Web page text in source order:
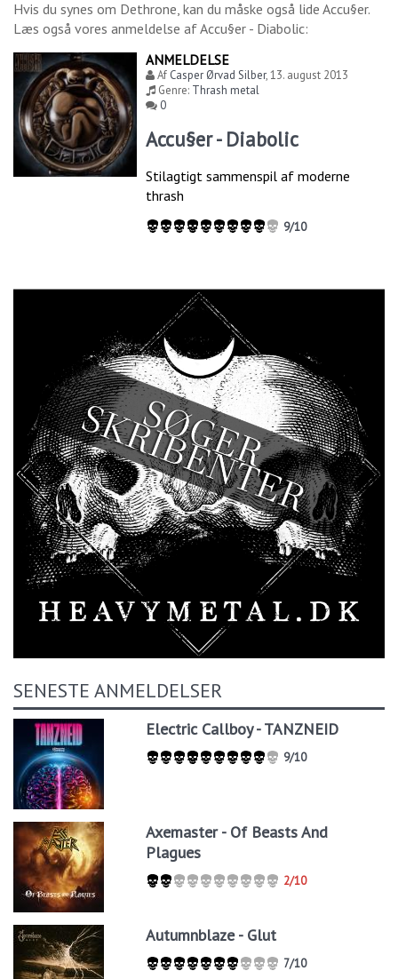
Hvis du synes om Dethrone, kan du måske også lide Accu§er.
Læs også vores anmeldelse afAccu§er - Diabolic:
ANMELDELSE
Af Casper Ørvad Silber,13. august 2013
Genre: Thrash metal
0
Accu§er - Diabolic
Stilagtigt sammenspil af moderne
thrash
9/10
SENESTE ANMELDELSER
Electric Callboy - TANZNEID
9/10
Axemaster - Of Beasts And
Plagues
2/10
Autumnblaze - Glut
7/10